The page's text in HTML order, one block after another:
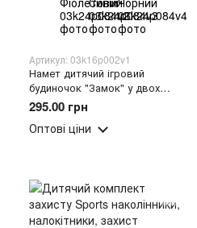
Артикул: 03k16p002v1
Намет дитячий ігровий
будиночок "Замок" у двох
кольорах (Рожевий/Синій)
105см*135см (X05/1561)
295.00 грн
Оптові ціни